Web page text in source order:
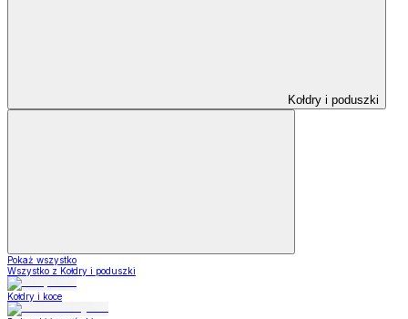
Kołdry i poduszki
Pokaż wszystko
Wszystko z Kołdry i poduszki
Kołdry i koce